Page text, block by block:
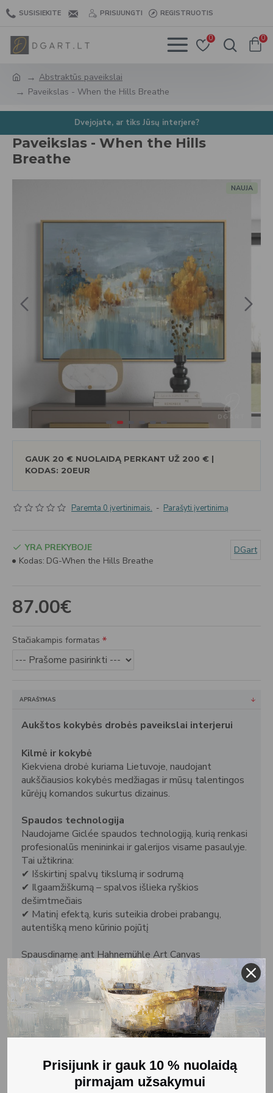
SUSISIEKITE PRISIJUNGTI REGISTRUOTIS
0 0
Abstraktūs paveikslai
Paveikslas - When the Hills Breathe
Dvejojate, ar tiks Jūsų interjere?
Paveikslas - When the Hills
Breathe
NAUJA
GAUK 20 € NUOLAIDĄ PERKANT UŽ 200 € |
KODAS: 20EUR
Paremta 0 įvertinimais. - Parašyti įvertinimą
87.00€
YRA PREKYBOJE
Kodas: DG-When the Hills Breathe
DGart
Stačiakampis formatas
APRAŠYMAS
Aukštos kokybės drobės paveikslai interjerui
Kilmė ir kokybė
Kiekviena drobė kuriama Lietuvoje, naudojant
aukščiausios kokybės medžiagas ir mūsų talentingos
kūrėjų komandos sukurtus dizainus.
Spaudos technologija
Naudojame Giclée spaudos technologiją, kurią renkasi
profesionalūs menininkai ir galerijos visame pasaulyje.
Tai užtikrina:
✔ Išskirtinį spalvų tikslumą ir sodrumą
✔ Ilgaamžiškumą – spalvos išlieka ryškios
dešimtmečiais
✔ Matinį efektą, kuris suteikia drobei prabangų,
autentišką meno kūrinio pojūtį
Spausdiname ant Hahnemühle Art Canvas
Smooth drobės, kurios tekstūra ir kokybė prilygsta
originaliam tapybos darbui. Naudojami vandens
pagrindo pigmentiniai rašalai be rūgšties, kad spalvos
ilgainiui neišbluktų.
Paruošta kabinimui
naudojant Gallery Wrap techniką – drobės kraštai
atkartoja paveikslo vaizdą, todėl kūrinys atrodo
estetiškai išbaigtas iš visų pusių.
Prisijunk ir gauk 10 % nuolaidą
pirmajam užsakymui